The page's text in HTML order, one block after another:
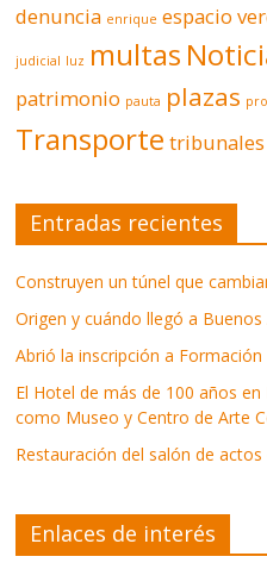
denuncia enrique espacio
judicial luz multas
patrimonio pauta plazas
Transporte tribunales
Entradas recientes
Construyen un túnel que
Origen y cuándo llegó a
Abrió la inscripción a
El Hotel de más de 100 años
como Museo y Centro de Arte
Restauración del salón de
Enlaces de interés